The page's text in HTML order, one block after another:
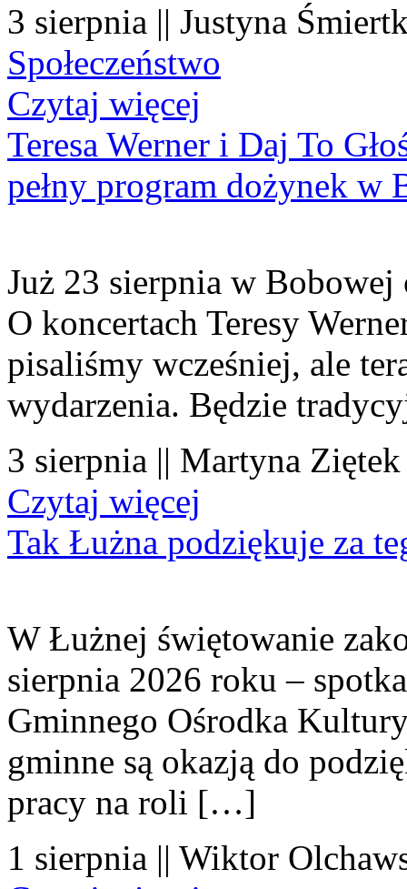
3 sierpnia || Justyna
Społeczeństwo
Czytaj więcej
Teresa Werner i Daj To
pełny program dożynek w
Już 23 sierpnia w
O koncertach Teresy
pisaliśmy wcześniej, ale
wydarzenia. Będzie
3 sierpnia || Martyna
Czytaj więcej
Tak Łużna podziękuje za
W Łużnej świętowanie
sierpnia 2026 roku –
Gminnego Ośrodka
gminne są okazją do
pracy na roli […]
1 sierpnia || Wiktor